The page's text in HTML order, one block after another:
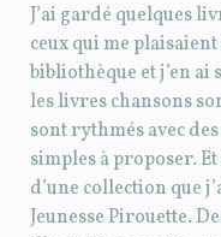
J’ai gardé quelques
ceux qui me plaisaient
bibliothèque et j’en ai
les livres chansons
sont rythmés avec
simples à proposer.
d’une collection que
Jeunesse Pirouette.